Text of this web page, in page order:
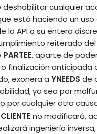
deshabilitar cualquier
está haciendo un uso
la API a su entera
reiterado
PARTEE, aparte de
finalización anticipada
exonera a YNEEDS de
ya sea por
o por cualquier otra
CLIENTE no modificará,
ingeniería